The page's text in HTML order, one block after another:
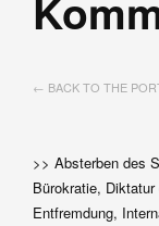
← BACK TO THE
>> Absterben des
Bürokratie,
Entfremdung,